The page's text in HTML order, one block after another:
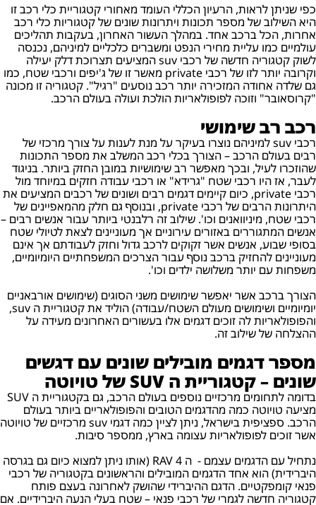
כפי שניתן לראות, הרעיון הכללי העומד מאחורי קטגוריית כלי רכב זו
היא השילוב של מספר תכונות ויתרונות שונים של קטגוריות כלי רכב
אחרות, הכל ברכב אחד. במהלך העשור האחרון, בעקבות תהליכים
עולמיים כמו עליית מחירי הנפט ומשברים כלכליים למיניהם, נכנסה
לשוק קטגוריה חדשה של רכבי suv המציעים תצרוכת דלק יעילה
וקרובה יותר לזו של רכבי private מאשר זו של ג'יפים ורכבי שטח, כמו
גם שלדה אחודה המזכירה יותר רכב נוסעים "רגיל". קטגוריה זו מכונה
"קרוסאובר" וזוכה לפופולאריות הולכת ועולה בעולם הרכב.
רכב רב שימושי
רכבי suv למיניהם נוצרו בעיקר על מנת לענות על צורך מרכזי של
רבים בעולם הרכב – הצורך בכלי רכב המשלב את מספר התכונות
שהוזכרו לעיל, ובכך מאפשר רב שימושיות במובן החזק ביותר. בניגוד
לעבר, אז היו רכבי שטח "גרידא" או רכבי עבודה חזקים במיוחד מול
רכבי private, כיום קיימים דגמים רבים ושונים של רכבים המציעים את
היתרונות הרבים של רכבי private, ובנוסף גם חלק מהמאפיינים של
רכבי שטח, מיניוואנים וכו'. שילוב זה רלבנטי ביותר עבור אנשים רבים –
אנשים המתגוררים באזורים עירוניים אך מעוניינים לצאת לטיולי שטח
בסופי שבוע, אנשים אשר זקוקים לרכב גדול וחזק לעבודתם אך אינם
מעוניינים להחזיק ברכב נוסף עבור הצרכים המשפחתיים היומיומיים,
משפחות עם יותר משלושה ילדים וכו'.
הצורך ברכב אשר יאפשר שימושים משני הסוגים (שימושים אורבאניים
יומיומיים ושימושים מעולם השטח/עבודה) הוליד את קטגוריית ה suv,
והפופולאריות לה זוכים דגמים אלו בעשורים האחרונים מעידה על
ההצלחה של שילוב זה.
מספר דגמים מובילים שונים עם דגשים
שונים – קטגוריית ה SUV של טויוטה
בדומה לתחומים מרכזיים נוספים בעולם הרכב, גם בקטגוריית ה SUV
מציעה טויוטה כמה מהדגמים הטובים והפופולאריים ביותר בעולם
הרכב. ספציפית בישראל, ניתן לציין כמה דגמי suv מרכזיים של טויוטה
אשר זוכים לפופולאריות עצומה בארץ, ממספר סיבות.
נתחיל עם הדגמים עצמם - ה RAV 4 (אותו ניתן למצוא כיום גם בגרסה
היברידית) הוא אחד הדגמים המובילים והראשונים בקטגוריה של רכבי
פנאי קומפקטיים. הדגם ההיברידי שהושק לאחרונה בעצם פותח
קטגוריה חדשה לגמרי של רכבי פנאי – שטח בעלי הנעה היברידיים. אם